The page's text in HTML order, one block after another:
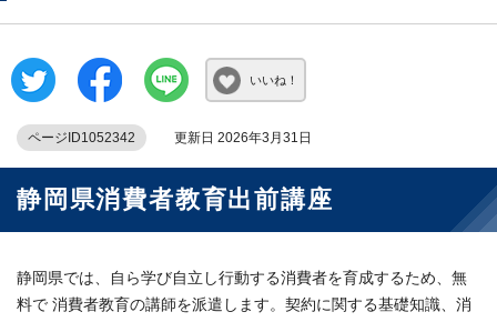
いいね！
ページID1052342 更新日 2026年3月31日
静岡県消費者教育出前講座
静岡県では、自ら学び自立し行動する消費者を育成するため、無
料で 消費者教育の講師を派遣します。契約に関する基礎知識、消